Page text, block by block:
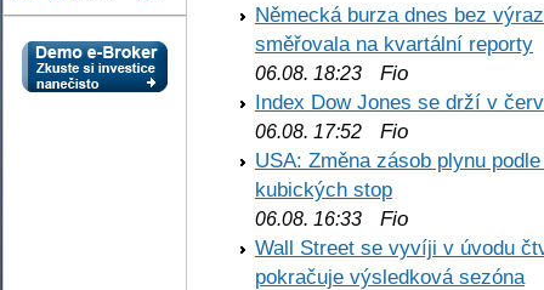
Německá burza dnes bez
směřovala na kvartální reporty
06.08. 18:23 Fio
Index Dow Jones se drží v
06.08. 17:52 Fio
USA: Změna zásob plynu
kubických stop
06.08. 16:33 Fio
Wall Street se vyvíji v úvodu
pokračuje výsledková sezóna